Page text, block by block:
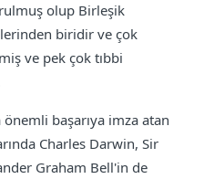
olup Birleşik
biridir ve çok
ve pek çok tıbbi
önemli başarıya imza atan
Charles Darwin, Sir
Graham Bell'in de